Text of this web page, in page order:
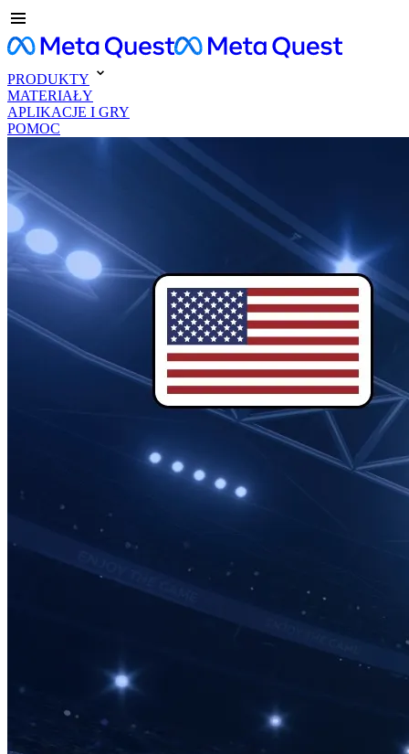
PRODUKTY
MATERIAŁY
APLIKACJE I GRY
POMOC